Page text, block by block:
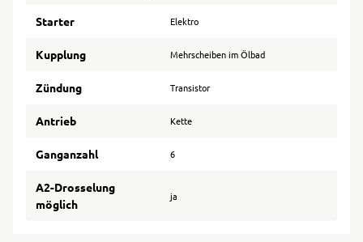
Starter Elektro
Kupplung Mehrscheiben im Ölbad
Zündung Transistor
Antrieb Kette
Ganganzahl 6
A2-Drosselung
möglich
ja